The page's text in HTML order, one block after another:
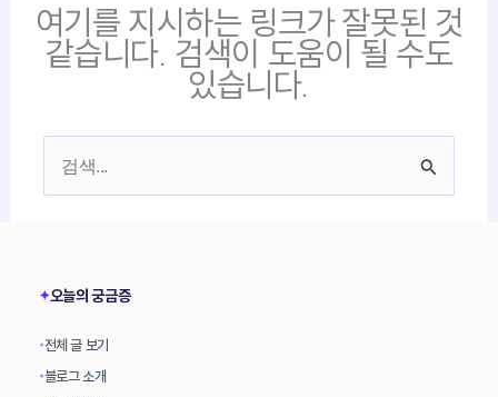
여기를 지시하는 링크가 잘못된 것
같습니다. 검색이 도움이 될 수도
있습니다.
✦오늘의 궁금증
•전체 글 보기
•블로그 소개